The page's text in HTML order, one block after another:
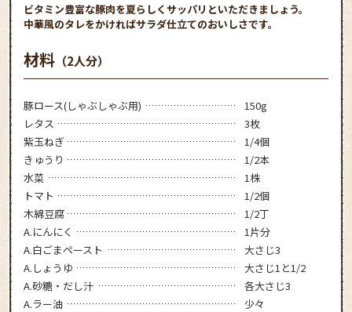
ビタミン豊富な豚肉を夏らしくサッパリといただきましょう。
中華風のタレをかければサラダ仕立てのおいしさです。
材料 （2人分）
豚ロース(しゃぶしゃぶ用)
150g
レタス
3枚
紫玉ねぎ
1/4個
きゅうり
1/2本
水菜
1株
トマト
1/2個
木綿豆腐
1/2丁
A.にんにく
1片分
A.白ごまペースト
大さじ3
A.しょうゆ
大さじ1と1/2
A.砂糖・だし汁
各大さじ3
A.ラー油
少々